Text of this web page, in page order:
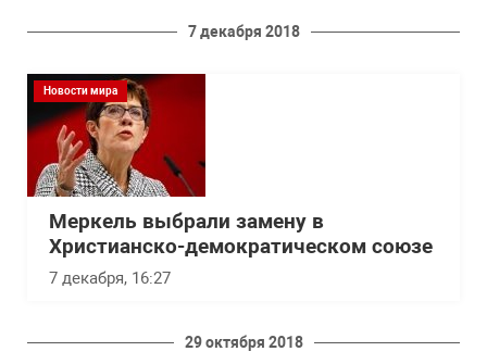
7 декабря 2018
Новости мира
Меркель выбрали замену в
Христианско-демократическом союзе
7 декабря, 16:27
29 октября 2018